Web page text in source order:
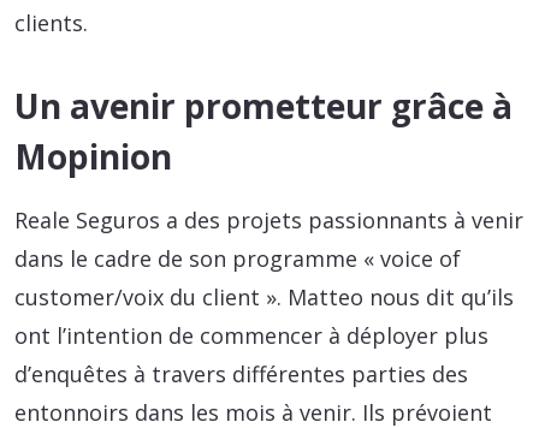
clients.
Un avenir prometteur grâce à
Mopinion
Reale Seguros a des projets passionnants à venir
dans le cadre de son programme « voice of
customer/voix du client ». Matteo nous dit qu’ils
ont l’intention de commencer à déployer plus
d’enquêtes à travers différentes parties des
entonnoirs dans les mois à venir. Ils prévoient